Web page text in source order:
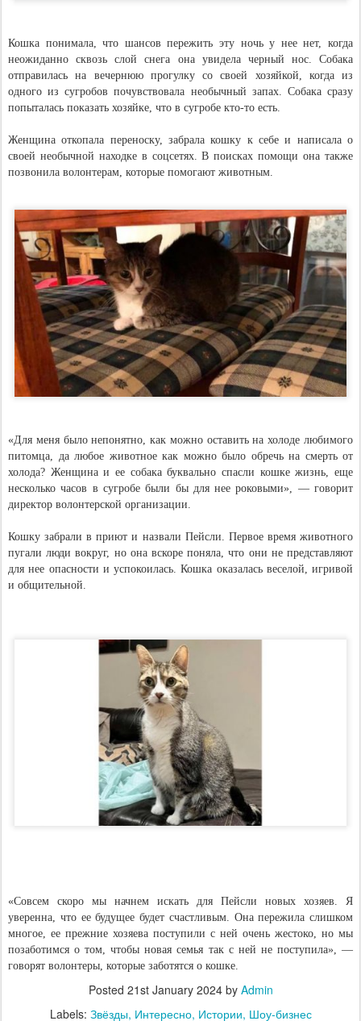
Кошка понимала, что шансов пережить эту ночь у нее нет, когда
неожиданно сквозь слой снега она увидела черный нос. Собака
отправилась на вечернюю прогулку со своей хозяйкой, когда из
одного из сугробов почувствовала необычный запах. Собака сразу
попыталась показать хозяйке, что в сугробе кто-то есть.
Женщина откопала переноску, забрала кошку к себе и написала о
своей необычной находке в соцсетях. В поисках помощи она также
позвонила волонтерам, которые помогают животным.
«Для меня было непонятно, как можно оставить на холоде любимого
питомца, да любое животное как можно было обречь на смерть от
холода? Женщина и ее собака буквально спасли кошке жизнь, еще
несколько часов в сугробе были бы для нее роковыми», — говорит
директор волонтерской организации.
Кошку забрали в приют и назвали Пейсли. Первое время животного
пугали люди вокруг, но она вскоре поняла, что они не представляют
для нее опасности и успокоилась. Кошка оказалась веселой, игривой
и общительной.
«Совсем скоро мы начнем искать для Пейсли новых хозяев. Я
уверенна, что ее будущее будет счастливым. Она пережила слишком
многое, ее прежние хозяева поступили с ней очень жестоко, но мы
позаботимся о том, чтобы новая семья так с ней не поступила», —
говорят волонтеры, которые заботятся о кошке.
Posted 21st January 2024by Admin
Labels: Звёзды Интересно Истории Шоу-бизнес